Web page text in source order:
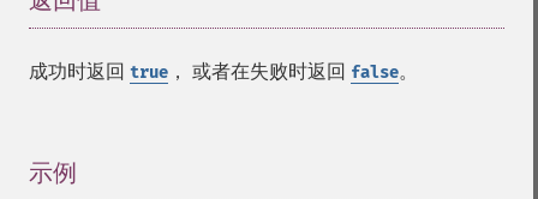
成功时返回 true ， 或者在失败时返回 false。
示例